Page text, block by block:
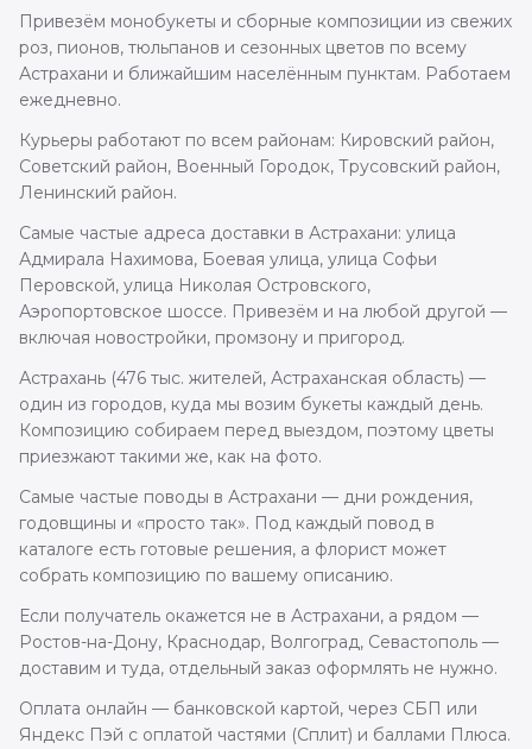
Привезём монобукеты и сборные композиции из свежих
роз, пионов, тюльпанов и сезонных цветов по всему
Астрахани и ближайшим населённым пунктам. Работаем
ежедневно.
Курьеры работают по всем районам: Кировский район,
Советский район, Военный Городок, Трусовский район,
Ленинский район.
Самые частые адреса доставки в Астрахани: улица
Адмирала Нахимова, Боевая улица, улица Софьи
Перовской, улица Николая Островского,
Аэропортовское шоссе. Привезём и на любой другой —
включая новостройки, промзону и пригород.
Астрахань (476 тыс. жителей, Астраханская область) —
один из городов, куда мы возим букеты каждый день.
Композицию собираем перед выездом, поэтому цветы
приезжают такими же, как на фото.
Самые частые поводы в Астрахани — дни рождения,
годовщины и «просто так». Под каждый повод в
каталоге есть готовые решения, а флорист может
собрать композицию по вашему описанию.
Если получатель окажется не в Астрахани, а рядом —
Ростов-на-Дону, Краснодар, Волгоград, Севастополь —
доставим и туда, отдельный заказ оформлять не нужно.
Оплата онлайн — банковской картой, через СБП или
Яндекс Пэй с оплатой частями (Сплит) и баллами Плюса.